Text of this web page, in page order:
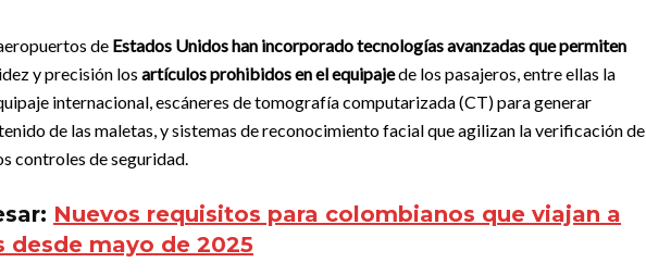
de Estados Unidos han incorporado tecnologías avanzadas que permiten
y precisión los artículos prohibidos en el equipajede los pasajeros, entre ellas la
internacional, escáneres de tomografía computarizada (CT) para generar
de las maletas, y sistemas de reconocimiento facial que agilizan la verificación de
controles de seguridad.
Nuevos requisitos para colombianos que viajan a
desde mayo de 2025